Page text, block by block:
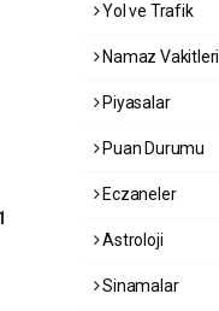
Yol ve Trafik
Namaz Vakitleri
Piyasalar
Puan Durumu
Eczaneler
Astroloji
Sinamalar